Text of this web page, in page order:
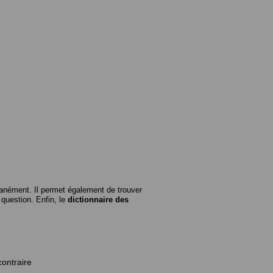
Il permet également de trouver
Enfin, le dictionnaire des